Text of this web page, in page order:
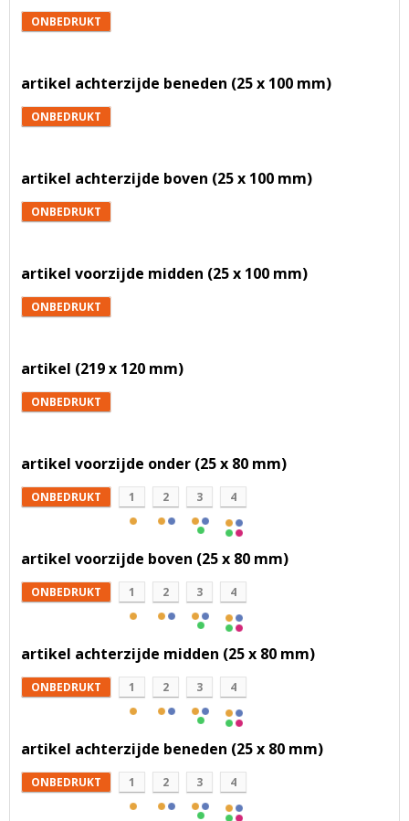
ONBEDRUKT
artikel achterzijde beneden (25 x 100 mm)
ONBEDRUKT
artikel achterzijde boven (25 x 100 mm)
ONBEDRUKT
artikel voorzijde midden (25 x 100 mm)
ONBEDRUKT
artikel (219 x 120 mm)
ONBEDRUKT
artikel voorzijde onder (25 x 80 mm)
ONBEDRUKT 1 2 3 4
artikel voorzijde boven (25 x 80 mm)
ONBEDRUKT 1 2 3 4
artikel achterzijde midden (25 x 80 mm)
ONBEDRUKT 1 2 3 4
artikel achterzijde beneden (25 x 80 mm)
ONBEDRUKT 1 2 3 4